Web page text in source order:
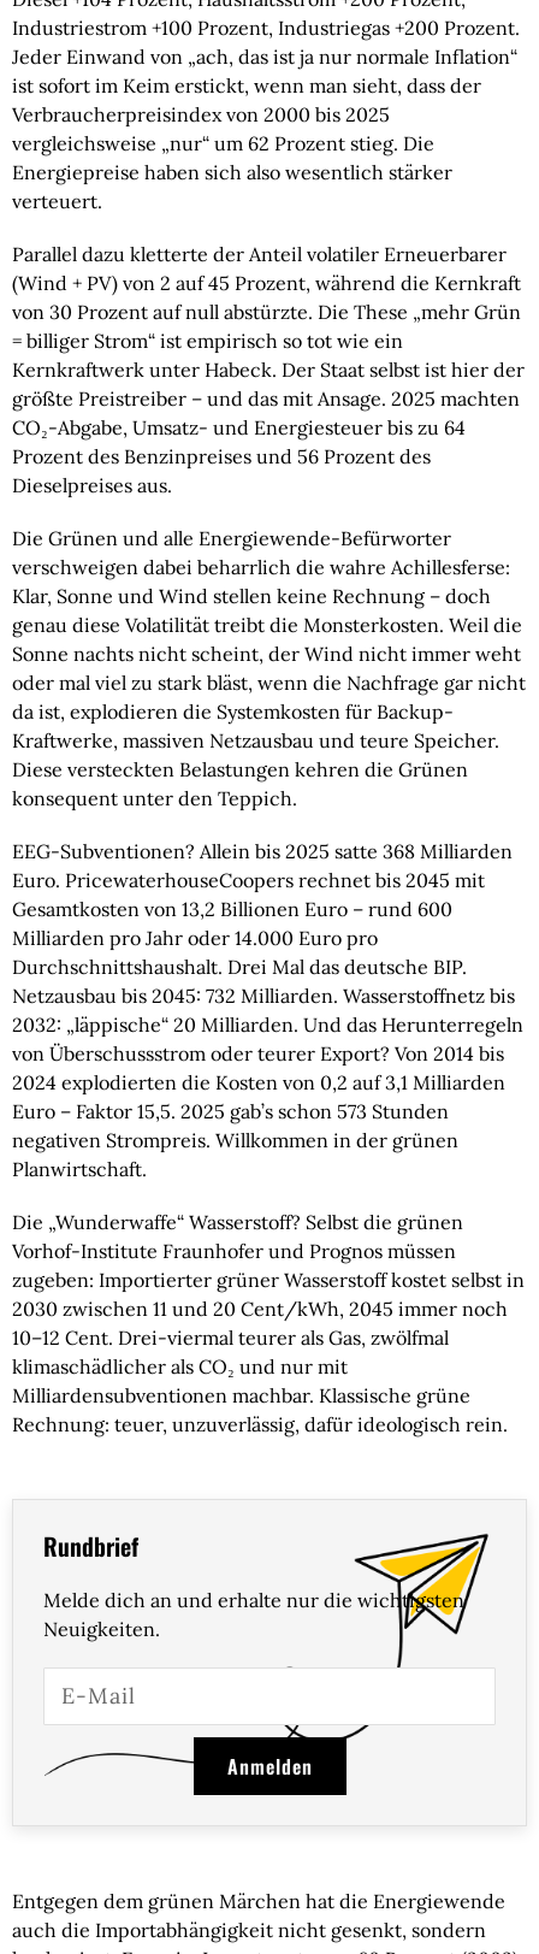
Industriestrom +100 Prozent, Industriegas +200 Prozent.
Jeder Einwand von „ach, das ist ja nur normale Inflation“
ist sofort im Keim erstickt, wenn man sieht, dass der
Verbraucherpreisindex von 2000 bis 2025
vergleichsweise „nur“ um 62 Prozent stieg. Die
Energiepreise haben sich also wesentlich stärker
verteuert.
Parallel dazu kletterte der Anteil volatiler Erneuerbarer
(Wind + PV) von 2 auf 45 Prozent, während die Kernkraft
von 30 Prozent auf null abstürzte. Die These „mehr Grün
= billiger Strom“ ist empirisch so tot wie ein
Kernkraftwerk unter Habeck. Der Staat selbst ist hier der
größte Preistreiber – und das mit Ansage. 2025 machten
CO₂-Abgabe, Umsatz- und Energiesteuer bis zu 64
Prozent des Benzinpreises und 56 Prozent des
Dieselpreises aus.
Die Grünen und alle Energiewende-Befürworter
verschweigen dabei beharrlich die wahre Achillesferse:
Klar, Sonne und Wind stellen keine Rechnung – doch
genau diese Volatilität treibt die Monsterkosten. Weil die
Sonne nachts nicht scheint, der Wind nicht immer weht
oder mal viel zu stark bläst, wenn die Nachfrage gar nicht
da ist, explodieren die Systemkosten für Backup-
Kraftwerke, massiven Netzausbau und teure Speicher.
Diese versteckten Belastungen kehren die Grünen
konsequent unter den Teppich.
EEG-Subventionen? Allein bis 2025 satte 368 Milliarden
Euro. PricewaterhouseCoopers rechnet bis 2045 mit
Gesamtkosten von 13,2 Billionen Euro – rund 600
Milliarden pro Jahr oder 14.000 Euro pro
Durchschnittshaushalt. Drei Mal das deutsche BIP.
Netzausbau bis 2045: 732 Milliarden. Wasserstoffnetz bis
2032: „läppische“ 20 Milliarden. Und das Herunterregeln
von Überschussstrom oder teurer Export? Von 2014 bis
2024 explodierten die Kosten von 0,2 auf 3,1 Milliarden
Euro – Faktor 15,5. 2025 gab’s schon 573 Stunden
negativen Strompreis. Willkommen in der grünen
Planwirtschaft.
Die „Wunderwaffe“ Wasserstoff? Selbst die grünen
Vorhof-Institute Fraunhofer und Prognos müssen
zugeben: Importierter grüner Wasserstoff kostet selbst in
2030 zwischen 11 und 20 Cent/kWh, 2045 immer noch
10–12 Cent. Drei-viermal teurer als Gas, zwölfmal
klimaschädlicher als CO₂ und nur mit
Milliardensubventionen machbar. Klassische grüne
Rechnung: teuer, unzuverlässig, dafür ideologisch rein.
Rundbrief
Melde dich an und erhalte nur die wichtigsten
Neuigkeiten.
Anmelden
Entgegen dem grünen Märchen hat die Energiewende
auch die Importabhängigkeit nicht gesenkt, sondern